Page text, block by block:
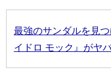
最強のサンダルを見
イドロ モック』がヤ